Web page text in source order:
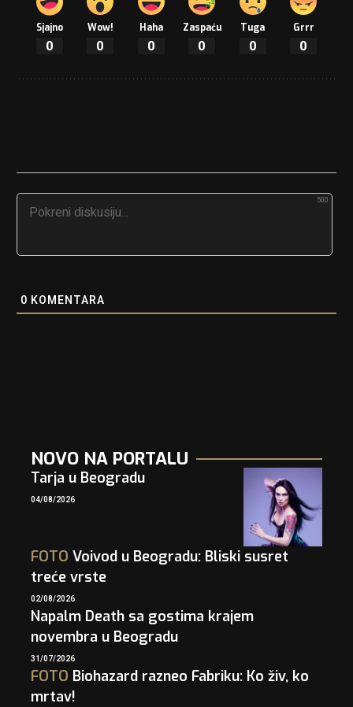
Sjajno
0
Wow!
0
Haha
0
Zaspaću
0
Tuga
0
Grrr
0
500
0 KOMENTARA
NOVO NA PORTALU
Tarja u Beogradu
04/08/2026
FOTO Voivod u Beogradu: Bliski susret
treće vrste
02/08/2026
Napalm Death sa gostima krajem
novembra u Beogradu
31/07/2026
FOTO Biohazard razneo Fabriku: Ko živ, ko
mrtav!